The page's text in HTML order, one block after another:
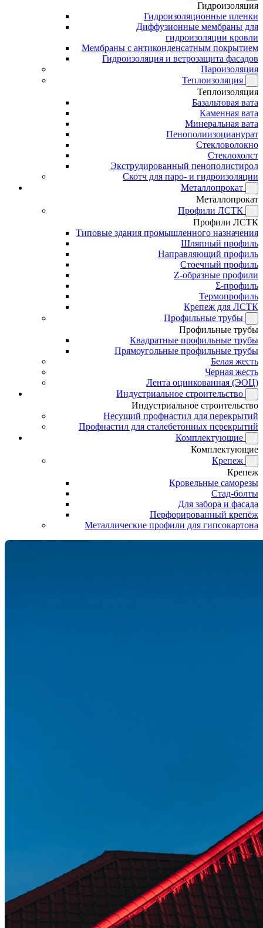
Гидроизоляция
Гидроизоляционные пленки
Диффузионные мембраны для
гидроизоляции кровли
Мембраны с антиконденсатным покрытием
Гидроизоляция и ветрозащита фасадов
Пароизоляция
Теплоизоляция
Теплоизоляция
Базальтовая вата
Каменная вата
Минеральная вата
Пенополиизоцианурат
Стекловолокно
Стеклохолст
Экструдированный пенополистирол
Скотч для паро- и гидроизоляции
Металлопрокат
Металлопрокат
Профили ЛСТК
Профили ЛСТК
Типовые здания промышленного назначения
Шляпный профиль
Направляющий профиль
Стоечный профиль
Z-образные профили
Σ-профиль
Термопрофиль
Крепеж для ЛСТК
Профильные трубы
Профильные трубы
Квадратные профильные трубы
Прямоугольные профильные трубы
Белая жесть
Черная жесть
Лента оцинкованная (ЭОЦ)
Индустриальное строительство
Индустриальное строительство
Несущий профнастил для перекрытий
Профнастил для сталебетонных перекрытий
Комплектующие
Комплектующие
Крепеж
Крепеж
Кровельные саморезы
Стад-болты
Для забора и фасада
Перфорированный крепёж
Металлические профили для гипсокартона